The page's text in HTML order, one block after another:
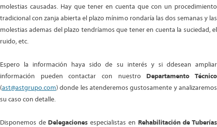
molestias causadas. Hay que tener en cuenta que con un procedimiento
tradicional con zanja abierta el plazo mínimo rondaría las dos semanas y las
molestias ademas del plazo tendríamos que tener en cuenta la suciedad, el
ruido, etc.
Espero la información haya sido de su interés y si ddesean ampliar
información pueden contactar con nuestro Departamento Técnico
(ast@astgrupo.com) donde les atenderemos gustosamente y analizaremos
su caso con detalle.
Disponemos de Delegacionesespecialistas en Rehabilitación de Tuberías